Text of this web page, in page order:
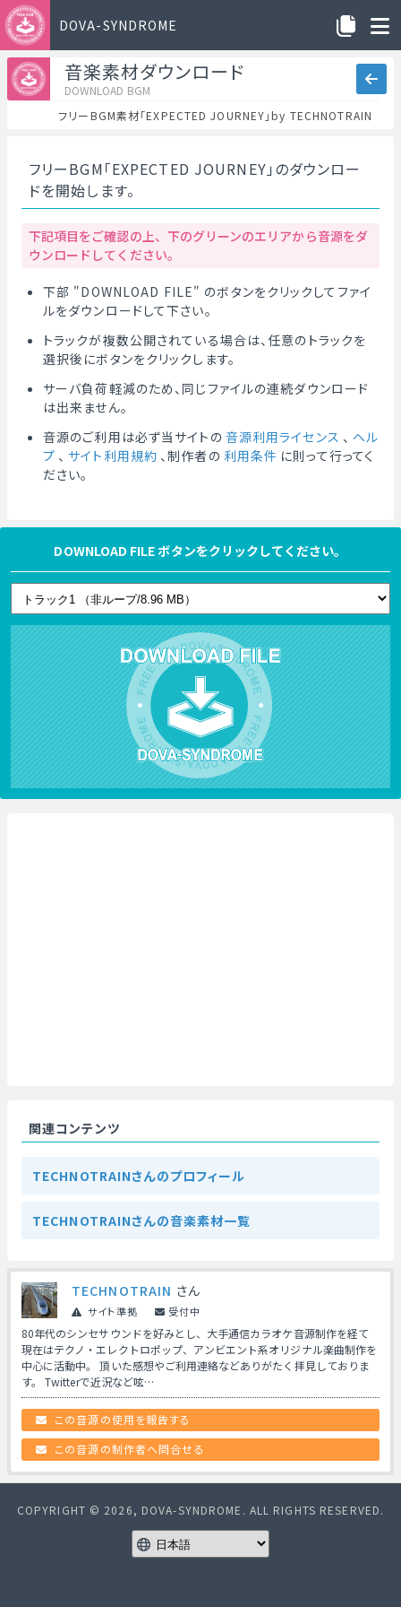
DOVA-SYNDROME
音楽素材ダウンロード
DOWNLOAD BGM
フリーBGM素材「EXPECTED JOURNEY」by TECHNOTRAIN
フリーBGM「EXPECTED JOURNEY」のダウンロー
ドを開始します。
下記項目をご確認の上、下のグリーンのエリアから音源をダ
ウンロードしてください。
下部 "DOWNLOAD FILE" のボタンをクリックしてファイ
ルをダウンロードして下さい。
トラックが複数公開されている場合は、任意のトラックを
選択後にボタンをクリックします。
サーバ負荷軽減のため、同じファイルの連続ダウンロード
は出来ません。
音源のご利用は必ず当サイトの 音源利用ライセンス 、 ヘル
プ 、 サイト利用規約 、制作者の 利用条件 に則って行ってく
ださい。
DOWNLOAD FILE ボタンをクリックしてください。
関連コンテンツ
TECHNOTRAINさんのプロフィール
TECHNOTRAINさんの音楽素材一覧
TECHNOTRAIN さん
サイト準拠 受付中
80年代のシンセサウンドを好みとし、大手通信カラオケ音源制作を経て
現在はテクノ・エレクトロポップ、アンビエント系オリジナル楽曲制作を
中心に活動中。 頂いた感想やご利用連絡などありがたく拝見しておりま
す。 Twitterで近況など呟…
この音源の使用を報告する
この音源の制作者へ問合せる
COPYRIGHT © 2026, DOVA-SYNDROME. ALL RIGHTS RESERVED.